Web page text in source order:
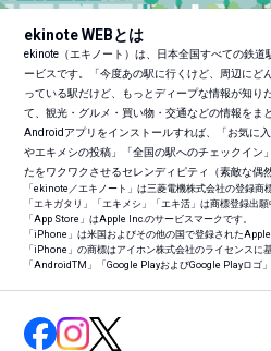
ekinote WEBとは
ekinote（エキノート）は、日本全国すべての鉄
ービスです。「今度あの駅に行くけど、周辺にど
っている駅だけど、もっとディープな情報が知り
て、観光・グルメ・買い物・交通などの情報をま
Androidアプリをインストールすれば、「お気に
やエキメシの投稿」「全国の駅へのチェックイン
たをワクワクさせるセレンディピティ（素敵な偶
「ekinote／エキノート」は三菱電機株式会社の登録商
「エキガタリ」「エキメシ」「エキ活」は商標登録出願
「App Store」はApple Inc.のサービスマークです。
「iPhone」は米国およびその他の国で登録されたApple
「iPhone」の商標はアイホン株式会社のライセンスに
「AndroidTM 」「Google PlayおよびGoogle Playロゴ